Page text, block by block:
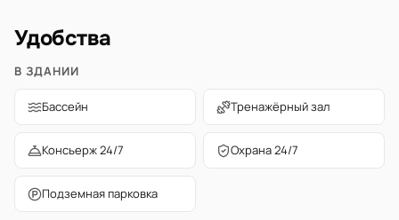
Удобства
В ЗДАНИИ
Бассейн Тренажёрный зал
Консьерж 24/7 Охрана 24/7
Подземная парковка